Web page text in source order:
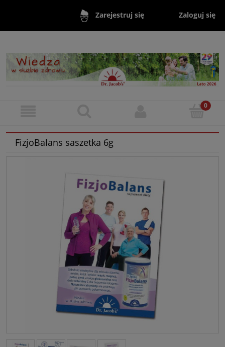
Zarejestruj się Zaloguj się
FizjoBalans saszetka 6g